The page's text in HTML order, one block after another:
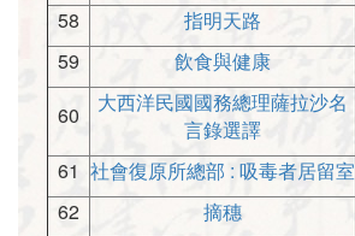
58
指明天路
59
飲食與健康
60
大西洋民國國務總理薩拉沙名
言錄選譯
61 社會復原所總部 : 吸毒者居留室
62
摘穗